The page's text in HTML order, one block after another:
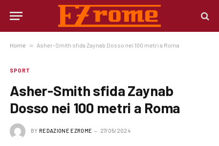
Home » Asher-Smith sfida Zaynab Dosso nei 100 metri a Roma
SPORT
Asher-Smith sfida Zaynab
Dosso nei 100 metri a Roma
BY REDAZIONE EZROME 27/05/2024